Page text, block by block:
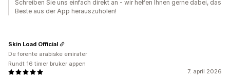
Schreiben Sie uns einfach direkt an - wir helfen Ihnen gerne dabei, das
Beste aus der App herauszuholen!
7. april 2026
Skin Load Official
De forente arabiske emirater
Rundt 16 timer bruker appen